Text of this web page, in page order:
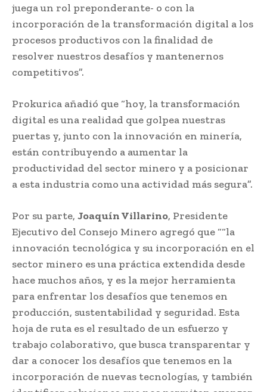
juega un rol preponderante- o con la
incorporación de la transformación digital a los
procesos productivos con la finalidad de
resolver nuestros desafíos y mantenernos
competitivos”.
Prokurica añadió que “hoy, la transformación
digital es una realidad que golpea nuestras
puertas y, junto con la innovación en minería,
están contribuyendo a aumentar la
productividad del sector minero y a posicionar
a esta industria como una actividad más segura”.
Por su parte, Joaquín Villarino, Presidente
Ejecutivo del Consejo Minero agregó que ““la
innovación tecnológica y su incorporación en el
sector minero es una práctica extendida desde
hace muchos años, y es la mejor herramienta
para enfrentar los desafíos que tenemos en
producción, sustentabilidad y seguridad. Esta
hoja de ruta es el resultado de un esfuerzo y
trabajo colaborativo, que busca transparentar y
dar a conocer los desafíos que tenemos en la
incorporación de nuevas tecnologías, y también